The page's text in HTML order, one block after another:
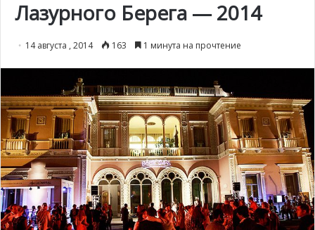
Лазурного Берега — 2014
14 августа , 2014 163 1 минута на прочтение